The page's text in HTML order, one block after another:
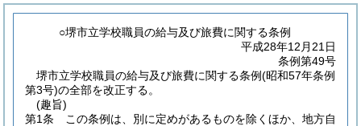
○堺市立学校職員の給与及び旅費に関する条例
平成28年12月21日
条例第49号
堺市立学校職員の給与及び旅費に関する条例(昭和57年条例
第3号)の全部を改正する。
(趣旨)
第1条
この条例は、別に定めがあるものを除くほか、地方自